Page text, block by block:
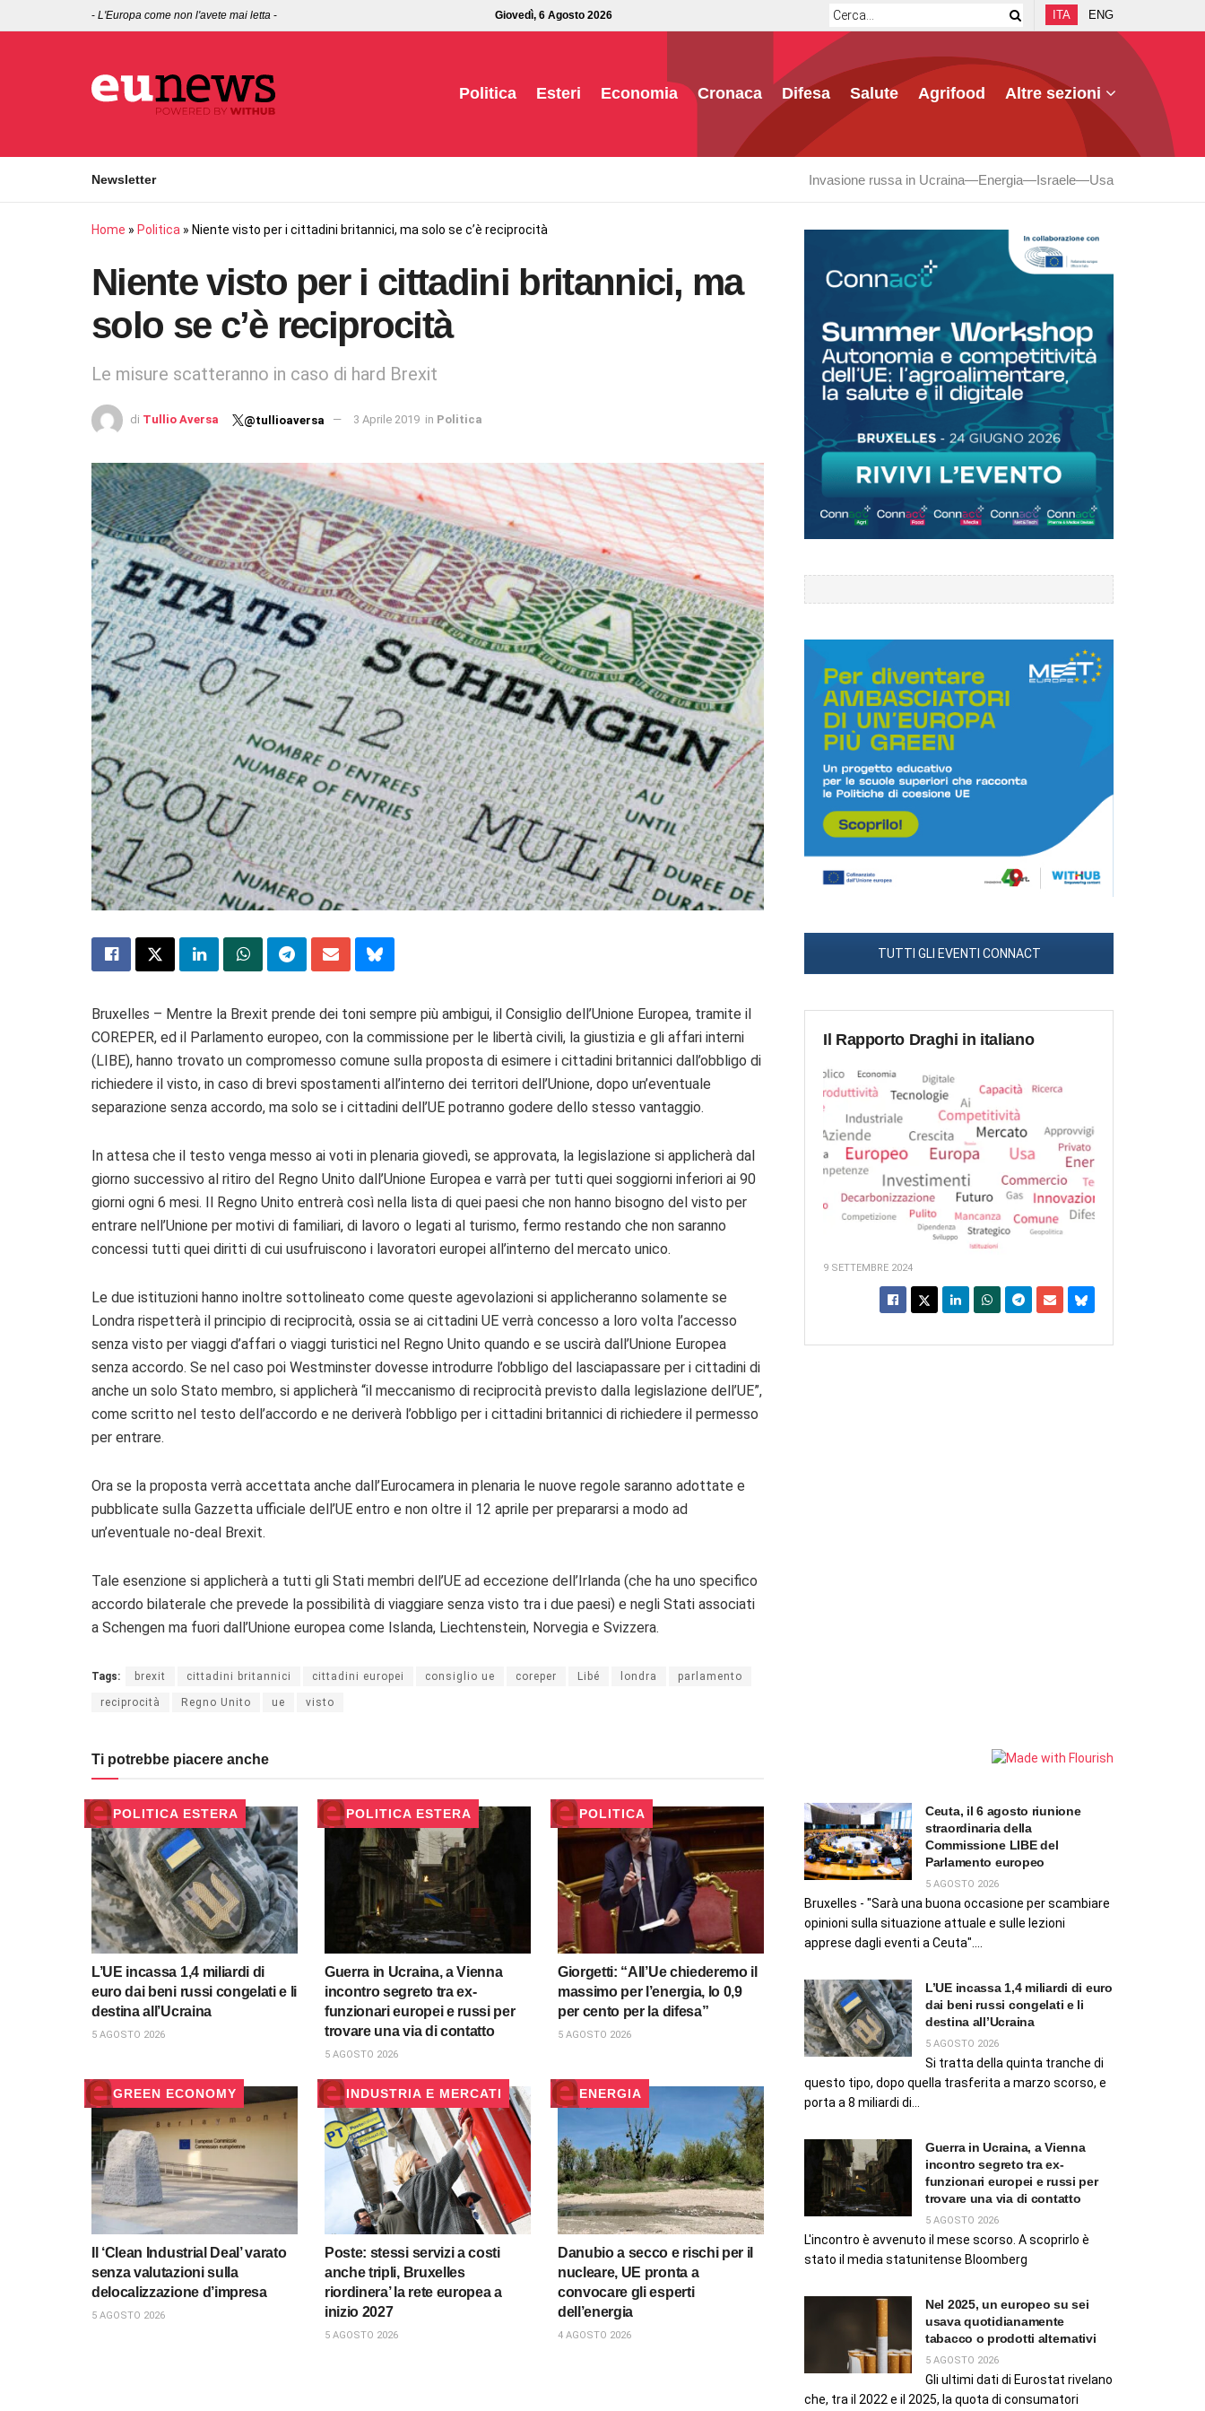
- L'Europa come non l'avete mai letta - Giovedì, 6 Agosto 2026 ITA ENG
Politica Esteri Economia Cronaca Difesa Salute Agrifood Altre sezioni
Newsletter Invasione russa in Ucraina Energia Israele Usa
Home » Politica » Niente visto per i cittadini britannici, ma solo se c’è reciprocità
Niente visto per i cittadini britannici, ma
solo se c’è reciprocità
Le misure scatteranno in caso di hard Brexit
di Tullio Aversa @tullioaversa 3 Aprile 2019 in Politica
Bruxelles – Mentre la Brexit prende dei toni sempre più ambigui, il Consiglio dell’Unione Europea, tramite il
COREPER, ed il Parlamento europeo, con la commissione per le libertà civili, la giustizia e gli affari interni
(LIBE), hanno trovato un compromesso comune sulla proposta di esimere i cittadini britannici dall’obbligo di
richiedere il visto, in caso di brevi spostamenti all’interno dei territori dell’Unione, dopo un’eventuale
separazione senza accordo, ma solo se i cittadini dell’UE potranno godere dello stesso vantaggio.
In attesa che il testo venga messo ai voti in plenaria giovedì, se approvata, la legislazione si applicherà dal
giorno successivo al ritiro del Regno Unito dall’Unione Europea e varrà per tutti quei soggiorni inferiori ai 90
giorni ogni 6 mesi. Il Regno Unito entrerà così nella lista di quei paesi che non hanno bisogno del visto per
entrare nell’Unione per motivi di familiari, di lavoro o legati al turismo, fermo restando che non saranno
concessi tutti quei diritti di cui usufruiscono i lavoratori europei all’interno del mercato unico.
Le due istituzioni hanno inoltre sottolineato come queste agevolazioni si applicheranno solamente se
Londra rispetterà il principio di reciprocità, ossia se ai cittadini UE verrà concesso a loro volta l’accesso
senza visto per viaggi d’affari o viaggi turistici nel Regno Unito quando e se uscirà dall’Unione Europea
senza accordo. Se nel caso poi Westminster dovesse introdurre l’obbligo del lasciapassare per i cittadini di
anche un solo Stato membro, si applicherà “il meccanismo di reciprocità previsto dalla legislazione dell’UE”,
come scritto nel testo dell’accordo e ne deriverà l’obbligo per i cittadini britannici di richiedere il permesso
per entrare.
Ora se la proposta verrà accettata anche dall’Eurocamera in plenaria le nuove regole saranno adottate e
pubblicate sulla Gazzetta ufficiale dell’UE entro e non oltre il 12 aprile per prepararsi a modo ad
un’eventuale no-deal Brexit.
Tale esenzione si applicherà a tutti gli Stati membri dell’UE ad eccezione dell’Irlanda (che ha uno specifico
accordo bilaterale che prevede la possibilità di viaggiare senza visto tra i due paesi) e negli Stati associati
a Schengen ma fuori dall’Unione europea come Islanda, Liechtenstein, Norvegia e Svizzera.
Tags: brexit cittadini britannici cittadini europei consiglio ue coreper Libé londra parlamento
reciprocità Regno Unito ue visto
Ti potrebbe piacere anche
POLITICA ESTERA
L’UE incassa 1,4 miliardi di
euro dai beni russi congelati e li
destina all’Ucraina
5 AGOSTO 2026
POLITICA ESTERA
Guerra in Ucraina, a Vienna
incontro segreto tra ex-
funzionari europei e russi per
trovare una via di contatto
5 AGOSTO 2026
POLITICA
Giorgetti: “All’Ue chiederemo il
massimo per l’energia, lo 0,9
per cento per la difesa”
5 AGOSTO 2026
GREEN ECONOMY
Il ‘Clean Industrial Deal’ varato
senza valutazioni sulla
delocalizzazione d’impresa
5 AGOSTO 2026
INDUSTRIA E MERCATI
Poste: stessi servizi a costi
anche tripli, Bruxelles
riordinera’ la rete europea a
inizio 2027
5 AGOSTO 2026
ENERGIA
Danubio a secco e rischi per il
nucleare, UE pronta a
convocare gli esperti
dell’energia
4 AGOSTO 2026
TUTTI GLI EVENTI CONNACT
Il Rapporto Draghi in italiano
9 SETTEMBRE 2024
Ceuta, il 6 agosto riunione
straordinaria della
Commissione LIBE del
Parlamento europeo
5 AGOSTO 2026
Bruxelles - "Sarà una buona occasione per scambiare
opinioni sulla situazione attuale e sulle lezioni
apprese dagli eventi a Ceuta"....
L’UE incassa 1,4 miliardi di euro
dai beni russi congelati e li
destina all’Ucraina
5 AGOSTO 2026
Si tratta della quinta tranche di
questo tipo, dopo quella trasferita a marzo scorso, e
porta a 8 miliardi di...
Guerra in Ucraina, a Vienna
incontro segreto tra ex-
funzionari europei e russi per
trovare una via di contatto
5 AGOSTO 2026
L'incontro è avvenuto il mese scorso. A scoprirlo è
stato il media statunitense Bloomberg
Nel 2025, un europeo su sei
usava quotidianamente
tabacco o prodotti alternativi
5 AGOSTO 2026
Gli ultimi dati di Eurostat rivelano
che, tra il 2022 e il 2025, la quota di consumatori